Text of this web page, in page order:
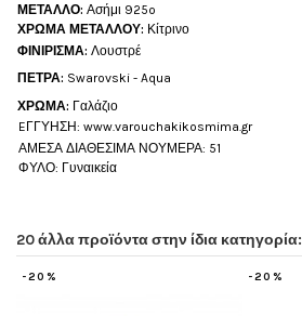
ΜΕΤΑΛΛΟ: Ασήμι 925o
ΧΡΩΜΑ ΜΕΤΑΛΛΟΥ: Κίτρινο
ΦΙΝΙΡΙΣΜΑ: Λουστρέ
ΠΕΤΡΑ: Swarovski - Aqua
ΧΡΩΜΑ: Γαλάζιο
EΓΓΥΗΣΗ: www.varouchakikosmima.gr
ΑΜΕΣΑ ΔΙΑΘΕΣΙΜΑ ΝΟΥΜΕΡΑ: 51
ΦΥΛΟ: Γυναικεία
20 άλλα προϊόντα στην ίδια κατηγορία:
-20% -20%